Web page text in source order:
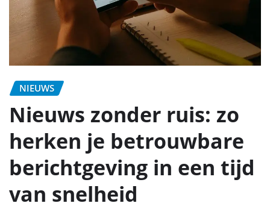
NIEUWS
Nieuws zonder ruis: zo
herken je betrouwbare
berichtgeving in een tijd
van snelheid